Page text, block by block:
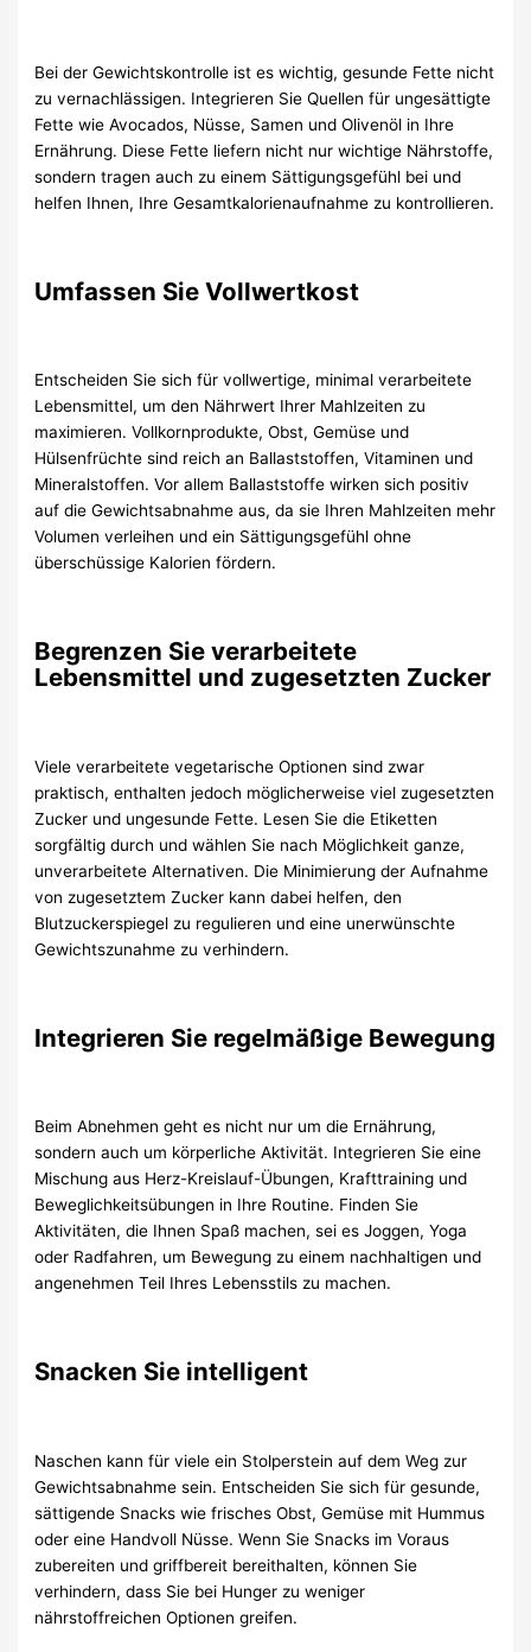
Bei der Gewichtskontrolle ist es wichtig, gesunde Fette nicht
zu vernachlässigen. Integrieren Sie Quellen für ungesättigte
Fette wie Avocados, Nüsse, Samen und Olivenöl in Ihre
Ernährung. Diese Fette liefern nicht nur wichtige Nährstoffe,
sondern tragen auch zu einem Sättigungsgefühl bei und
helfen Ihnen, Ihre Gesamtkalorienaufnahme zu kontrollieren.
Umfassen Sie Vollwertkost
Entscheiden Sie sich für vollwertige, minimal verarbeitete
Lebensmittel, um den Nährwert Ihrer Mahlzeiten zu
maximieren. Vollkornprodukte, Obst, Gemüse und
Hülsenfrüchte sind reich an Ballaststoffen, Vitaminen und
Mineralstoffen. Vor allem Ballaststoffe wirken sich positiv
auf die Gewichtsabnahme aus, da sie Ihren Mahlzeiten mehr
Volumen verleihen und ein Sättigungsgefühl ohne
überschüssige Kalorien fördern.
Begrenzen Sie verarbeitete
Lebensmittel und zugesetzten Zucker
Viele verarbeitete vegetarische Optionen sind zwar
praktisch, enthalten jedoch möglicherweise viel zugesetzten
Zucker und ungesunde Fette. Lesen Sie die Etiketten
sorgfältig durch und wählen Sie nach Möglichkeit ganze,
unverarbeitete Alternativen. Die Minimierung der Aufnahme
von zugesetztem Zucker kann dabei helfen, den
Blutzuckerspiegel zu regulieren und eine unerwünschte
Gewichtszunahme zu verhindern.
Integrieren Sie regelmäßige Bewegung
Beim Abnehmen geht es nicht nur um die Ernährung,
sondern auch um körperliche Aktivität. Integrieren Sie eine
Mischung aus Herz-Kreislauf-Übungen, Krafttraining und
Beweglichkeitsübungen in Ihre Routine. Finden Sie
Aktivitäten, die Ihnen Spaß machen, sei es Joggen, Yoga
oder Radfahren, um Bewegung zu einem nachhaltigen und
angenehmen Teil Ihres Lebensstils zu machen.
Snacken Sie intelligent
Naschen kann für viele ein Stolperstein auf dem Weg zur
Gewichtsabnahme sein. Entscheiden Sie sich für gesunde,
sättigende Snacks wie frisches Obst, Gemüse mit Hummus
oder eine Handvoll Nüsse. Wenn Sie Snacks im Voraus
zubereiten und griffbereit bereithalten, können Sie
verhindern, dass Sie bei Hunger zu weniger
nährstoffreichen Optionen greifen.